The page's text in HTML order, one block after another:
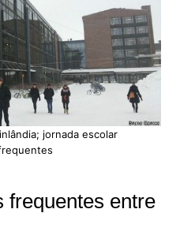
jornada escolar
frequentes entre